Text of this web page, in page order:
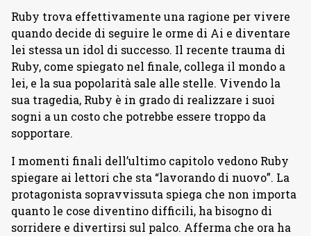
Ruby trova effettivamente una ragione per vivere
quando decide di seguire le orme di Ai e diventare
lei stessa un idol di successo. Il recente trauma di
Ruby, come spiegato nel finale, collega il mondo a
lei, e la sua popolarità sale alle stelle. Vivendo la
sua tragedia, Ruby è in grado di realizzare i suoi
sogni a un costo che potrebbe essere troppo da
sopportare.
I momenti finali dell’ultimo capitolo vedono Ruby
spiegare ai lettori che sta “lavorando di nuovo”. La
protagonista sopravvissuta spiega che non importa
quanto le cose diventino difficili, ha bisogno di
sorridere e divertirsi sul palco. Afferma che ora ha